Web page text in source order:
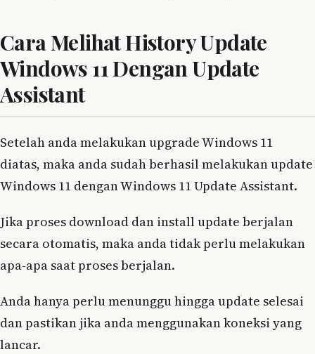
Cara Melihat History Update
Windows 11 Dengan Update
Assistant
Setelah anda melakukan upgrade Windows 11
diatas, maka anda sudah berhasil melakukan update
Windows 11 dengan Windows 11 Update Assistant.
Jika proses download dan install update berjalan
secara otomatis, maka anda tidak perlu melakukan
apa-apa saat proses berjalan.
Anda hanya perlu menunggu hingga update selesai
dan pastikan jika anda menggunakan koneksi yang
lancar.